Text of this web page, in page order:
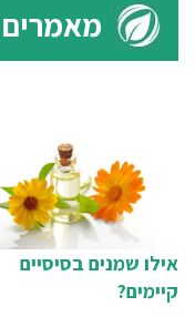
מאמרים
אילו שמנים בסיסיים
קיימים?